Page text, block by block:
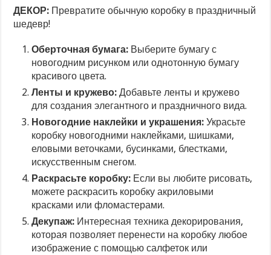
ДЕКОР: Превратите обычную коробку в праздничный
шедевр!
Оберточная бумага: Выберите бумагу с
новогодним рисунком или однотонную бумагу
красивого цвета.
Ленты и кружево: Добавьте ленты и кружево
для создания элегантного и праздничного вида.
Новогодние наклейки и украшения: Украсьте
коробку новогодними наклейками, шишками,
еловыми веточками, бусинками, блестками,
искусственным снегом.
Раскрасьте коробку: Если вы любите рисовать,
можете раскрасить коробку акриловыми
красками или фломастерами.
Декупаж: Интересная техника декорирования,
которая позволяет перенести на коробку любое
изображение с помощью салфеток или